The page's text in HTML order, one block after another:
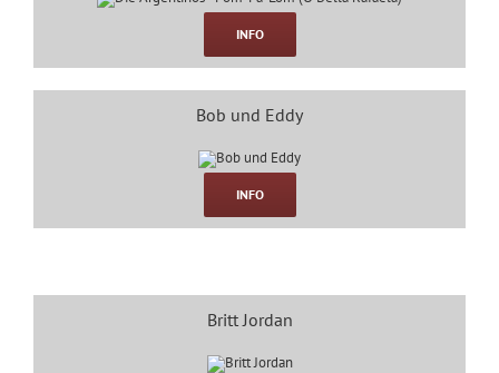
INFO
Bob und Eddy
INFO
Britt Jordan